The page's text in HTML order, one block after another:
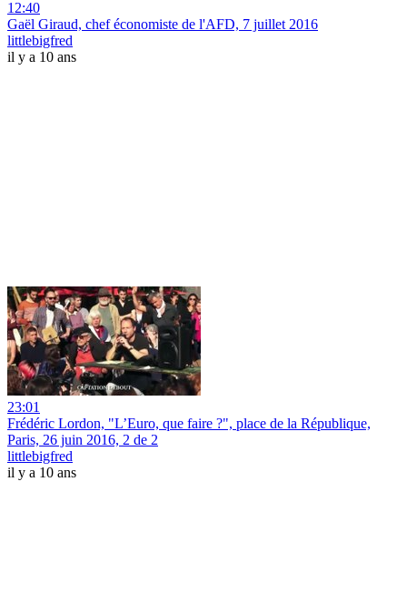
12:40
Gaël Giraud, chef économiste de l'AFD, 7 juillet 2016
littlebigfred
il y a 10 ans
23:01
Frédéric Lordon, "L’Euro, que faire ?", place de la République,
Paris, 26 juin 2016, 2 de 2
littlebigfred
il y a 10 ans